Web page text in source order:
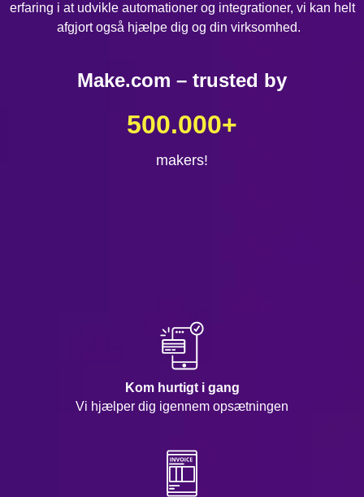
erfaring i at udvikle automationer og integrationer, vi kan helt
afgjort også hjælpe dig og din virksomhed.
Make.com – trusted by
makers!
500.000+
Kom hurtigt i gang
Vi hjælper dig igennem opsætningen